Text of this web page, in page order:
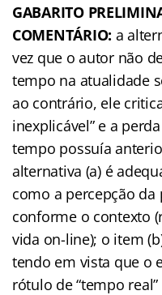
GABARITO
COMENTÁRIO: a
vez que o autor não
tempo na atualidade
ao contrário, ele
inexplicável” e a
tempo possuía
alternativa (a) é
como a percepção
conforme o contexto
vida on-line); o item
tendo em vista que o
rótulo de “tempo